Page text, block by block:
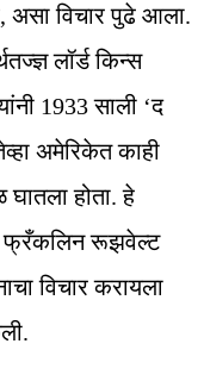
असा विचार पुढे आला.
लॉर्ड किन्स
1933 साली ‘द
अमेरिकेत काही
होता. हे
फ्रँकलिन रूझवेल्ट
विचार करायला